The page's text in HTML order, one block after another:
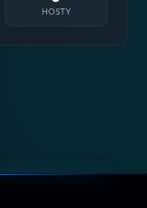
HOSTY